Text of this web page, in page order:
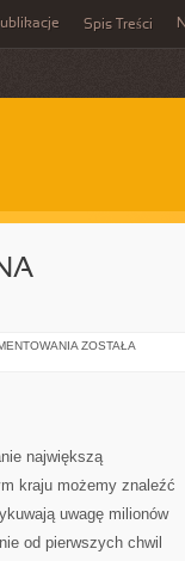
Spis Treści
HERO
ZOSTAŁA
największą
kraju możemy znaleźć
uwagę milionów
od pierwszych chwil